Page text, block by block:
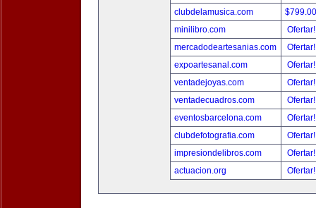
clubdelamusica.com
minilibro.com
mercadodeartesanias.com
expoartesanal.com
ventadejoyas.com
ventadecuadros.com
eventosbarcelona.com
clubdefotografia.com
impresiondelibros.com
actuacion.org